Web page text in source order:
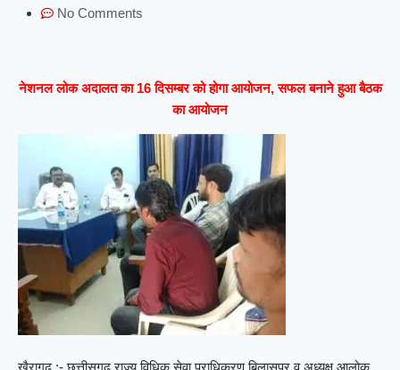
No Comments
नेशनल लोक अदालत का 16 दिसम्बर को होगा आयोजन, सफल बनाने हुआ बैठक
का आयोजन